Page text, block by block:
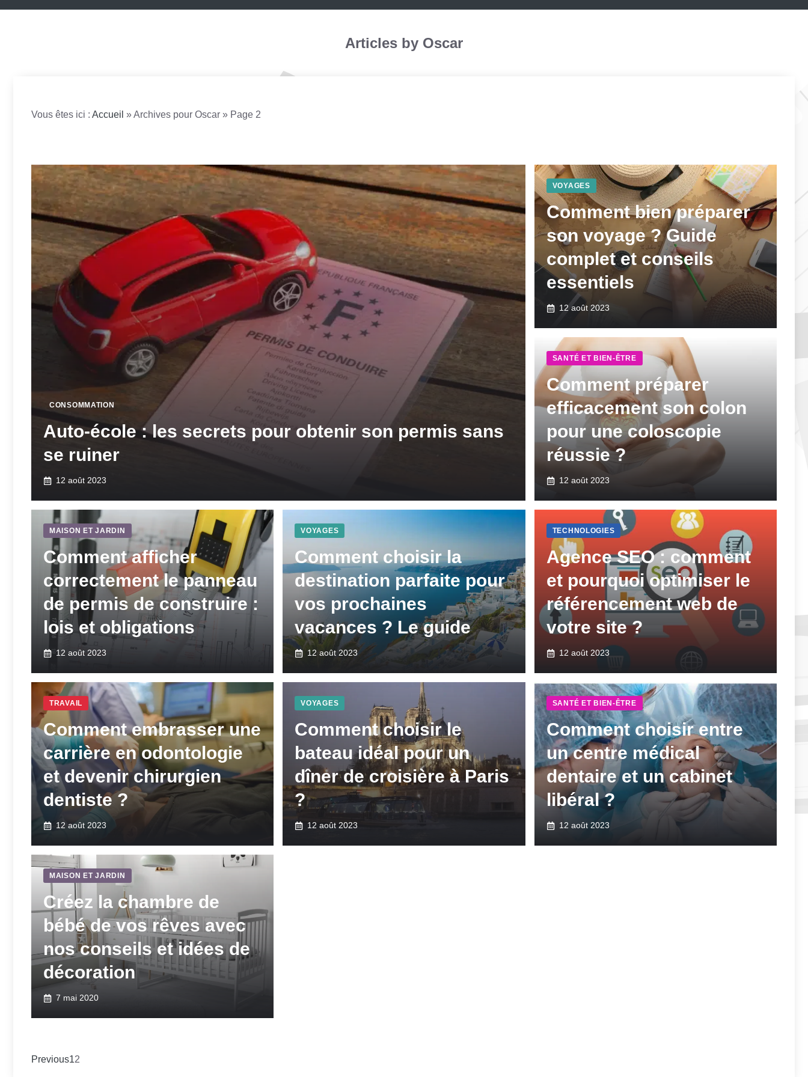
Articles by Oscar
Vous êtes ici : Accueil »Archives pour Oscar » Page 2
CONSOMMATION
Auto-école : les secrets pour obtenir son permis sans
se ruiner
12 août 2023
VOYAGES
Comment bien préparer
son voyage ? Guide
complet et conseils
essentiels
12 août 2023
SANTÉ ET BIEN-ÊTRE
Comment préparer
efficacement son colon
pour une coloscopie
réussie ?
12 août 2023
MAISON ET JARDIN
Comment afficher
correctement le panneau
de permis de construire :
lois et obligations
12 août 2023
VOYAGES
Comment choisir la
destination parfaite pour
vos prochaines
vacances ? Le guide
12 août 2023
TECHNOLOGIES
Agence SEO : comment
et pourquoi optimiser le
référencement web de
votre site ?
12 août 2023
TRAVAIL
Comment embrasser une
carrière en odontologie
et devenir chirurgien
dentiste ?
12 août 2023
VOYAGES
Comment choisir le
bateau idéal pour un
dîner de croisière à Paris
?
12 août 2023
SANTÉ ET BIEN-ÊTRE
Comment choisir entre
un centre médical
dentaire et un cabinet
libéral ?
12 août 2023
MAISON ET JARDIN
Créez la chambre de
bébé de vos rêves avec
nos conseils et idées de
décoration
7 mai 2020
Previous12